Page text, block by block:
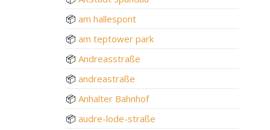
📦 am hallespont
📦 am teptower park
📦 Andreasstraße
📦 andreastraße
📦 Anhalter Bahnhof
📦 audre-lode-straße